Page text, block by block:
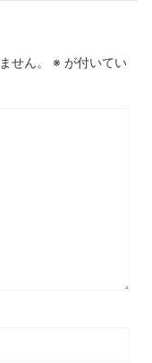
せん。 ※ が付いてい